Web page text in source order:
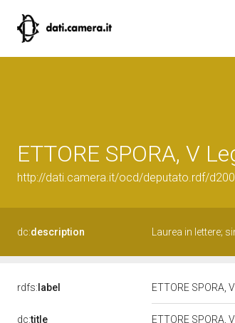
ETTORE SPORA, V
http://dati.camera.it/ocd/deputato.rdf/
dc:description Laurea in lettere;
rdfs: label ETTORE SPORA,
dc:title ETTORE SPORA,